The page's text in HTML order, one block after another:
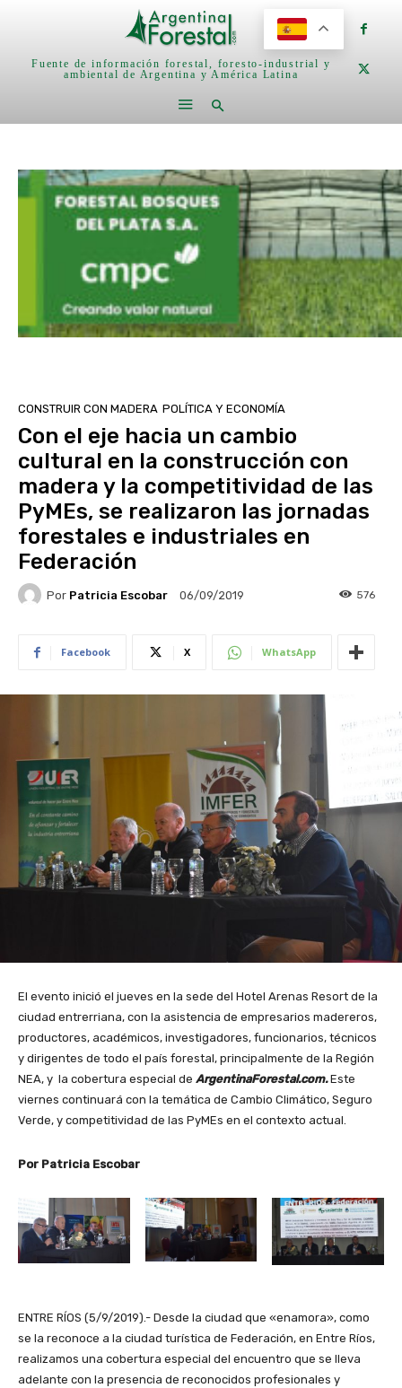
Fuente de información forestal, foresto-industrial y
ambiental de Argentina y América Latina
CONSTRUIR CON MADERA POLÍTICA Y ECONOMÍA
Con el eje hacia un cambio
cultural en la construcción con
madera y la competitividad de las
PyMEs, se realizaron las jornadas
forestales e industriales en
Federación
Por Patricia Escobar 06/09/2019 576
Facebook X WhatsApp
El evento inició el jueves en la sede del Hotel Arenas Resort de la
ciudad entrerriana, con la asistencia de empresarios madereros,
productores, académicos, investigadores, funcionarios, técnicos
y dirigentes de todo el país forestal, principalmente de la Región
NEA, y la cobertura especial de ArgentinaForestal.com.Este
viernes continuará con la temática de Cambio Climático, Seguro
Verde, y competitividad de las PyMEs en el contexto actual.
Por Patricia Escobar
ENTRE RÍOS (5/9/2019).- Desde la ciudad que «enamora», como
se la reconoce a la ciudad turística de Federación, en Entre Ríos,
realizamos una cobertura especial del encuentro que se lleva
adelante con la presencia de reconocidos profesionales y